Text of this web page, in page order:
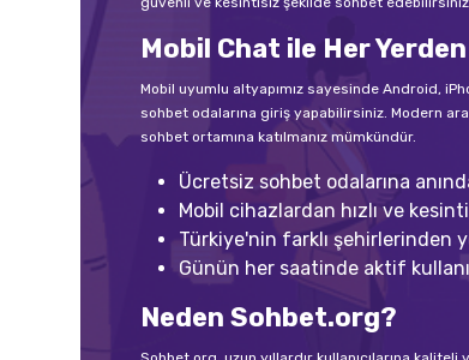
Mobil Chat ile Her
Mobil uyumlu altyapımız sayesinde Android,
sohbet odalarına giriş yapabilirsiniz. Modern
sohbet ortamına katılmanız mümkündür.
Ücretsiz sohbet odalarına
Mobil cihazlardan hızlı ve
Türkiye'nin farklı şehirlerinden
Günün her saatinde aktif
Neden Sohbet.org?